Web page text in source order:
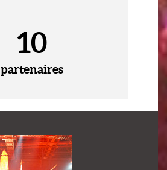
10
partenaires